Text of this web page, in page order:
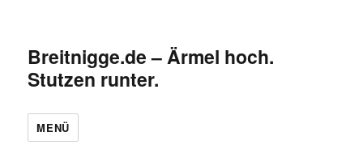
Breitnigge.de – Ärmel hoch.
Stutzen runter.
MENÜ